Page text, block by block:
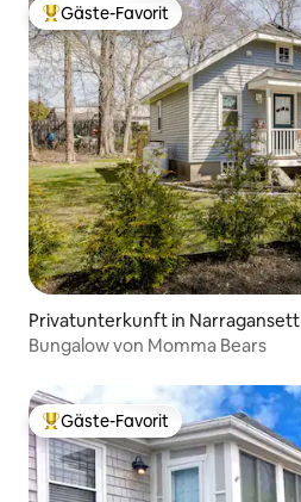
Beliebter Gäste-Favorit.
Gäste-Favorit
Privatunterkunft in Narragansett
Bungalow von Momma Bears
Beliebter Gäste-Favorit.
Gäste-Favorit